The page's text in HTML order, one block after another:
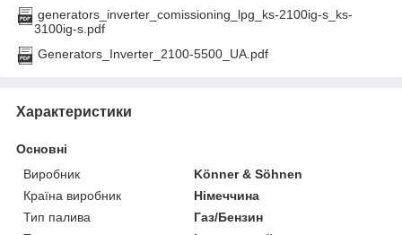
generators_inverter_comissioning_lpg_ks-2100ig-s_ks-
3100ig-s.pdf
Generators_Inverter_2100-5500_UA.pdf
Характеристики
Основні
Виробник
Könner & Söhnen
Країна виробник
Німеччина
Тип палива
Газ/Бензин